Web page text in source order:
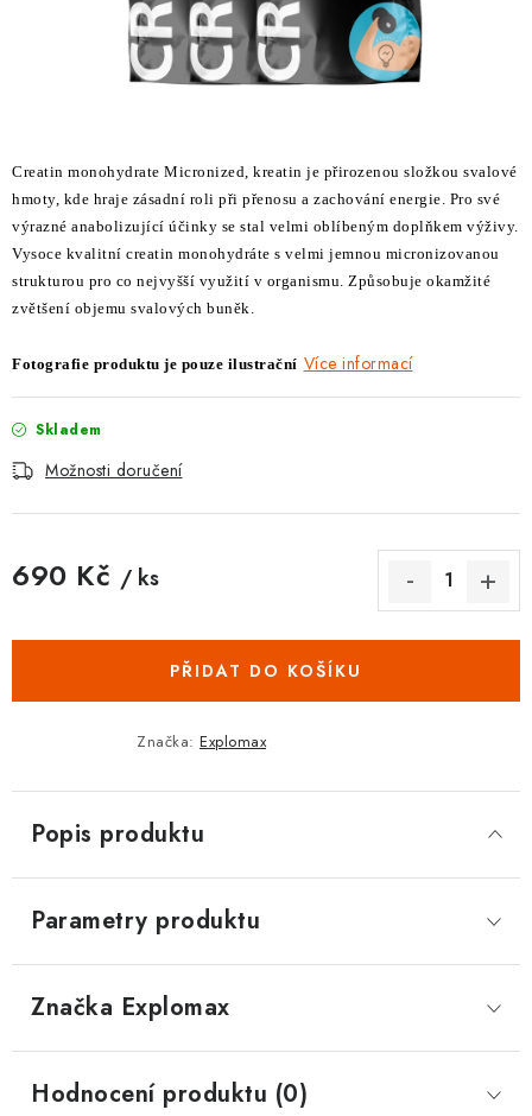
Slovník pojmů
Obchodní podmínky
Podmínky ochrany osobních údajů
Doprava a platba
Vše o nákupu
Creatin monohydrate Micronized, kreatin je přirozenou složkou svalové
hmoty, kde hraje zásadní roli při přenosu a zachování energie. Pro své
výrazné anabolizující účinky se stal velmi oblíbeným doplňkem výživy.
Vysoce kvalitní creatin monohydráte s velmi jemnou micronizovanou
strukturou pro co nejvyšší využití v organismu. Způsobuje okamžité
zvětšení objemu svalových buněk.
Fotografie produktu je pouze ilustrační Více informací
Skladem
Možnosti doručení
690 Kč / ks
PŘIDAT DO KOŠÍKU
Značka: Explomax
Popis produktu
Parametry produktu
Značka Explomax
Hodnocení produktu (0)